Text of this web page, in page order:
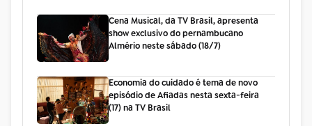
Cena Musical, da TV Brasil, apresenta
show exclusivo do pernambucano
Almério neste sábado (18/7)
Economia do cuidado é tema de novo
episódio de Afiadas nesta sexta-feira
(17) na TV Brasil